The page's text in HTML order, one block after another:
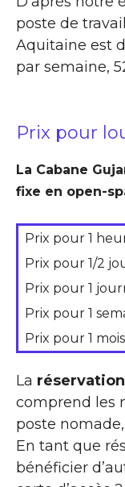
poste de
Aquitaine est
par semaine,
Prix pour
La Cabane
fixe en open-
Prix pour 1
Prix pour 1/2
Prix pour 1
Prix pour 1
Prix pour 1 mois
La
comprend les
poste
En tant que
bénéficier